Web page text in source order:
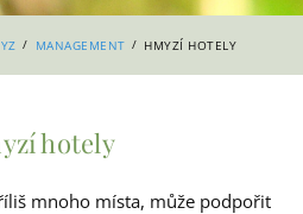
/ MANAGEMENT / HMYZÍ HOTELY
hotely
mnoho místa, může podpořit